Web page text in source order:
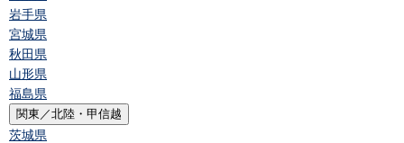
岩手県
宮城県
秋田県
山形県
福島県
関東／北陸・甲信越
茨城県